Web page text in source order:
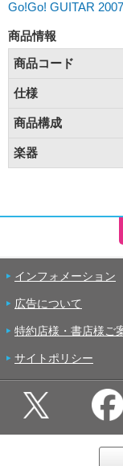
Go!Go! GUITAR
商品情報
商品コード
仕様
商品構成
楽器
インフォメーション
広告について
特約店様・書店様ご
サイトポリシー